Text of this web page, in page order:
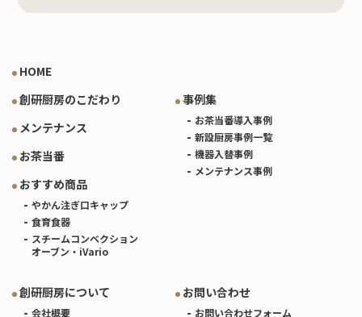
HOME
創研厨房のこだわり
メンテナンス
お茶当番
おすすめ商品
やかん注ぎ口キャップ
食育食器
スチームコンベクション
オーブン・iVario
事例集
お茶当番導入事例
新設厨房事例一覧
機器入替事例
メンテナンス事例
創研厨房について
会社概要
お問い合わせ
お問い合わせフォーム